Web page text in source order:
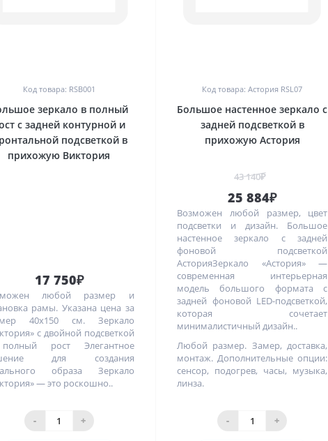
Код товара: RSB001
зеркало в полный
с задней контурной и
подсветкой в
прихожую Виктория
17 750₽
любой размер и
рамы. Указана цена за
40х150 см. Зеркало
с двойной подсветкой
рост Элегантное
для создания
образа Зеркало
— это роскошно..
- +
Код товара: Астория RSL07
Большое настенное зеркало с
задней подсветкой в
прихожую Астория
43 140₽
25 884₽
Возможен любой размер, цвет
подсветки и дизайн. Большое
настенное зеркало с задней
фоновой подсветкой
АсторияЗеркало «Астория» —
современная интерьерная
модель большого формата с
задней фоновой LED-подсветкой,
которая сочетает
минималистичный дизайн..
Любой размер. Замер, доставка,
монтаж. Дополнительные опции:
сенсор, подогрев, часы, музыка,
линза.
- +